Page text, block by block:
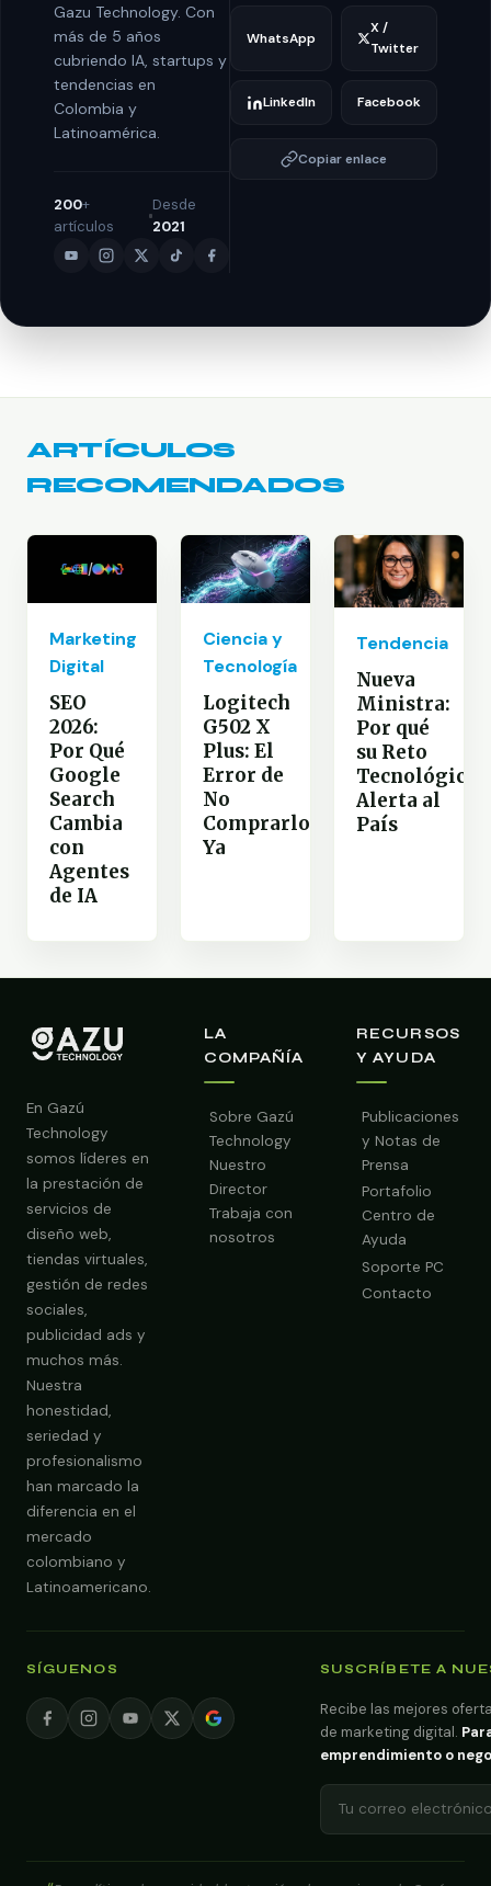
Gazu Technology. Con
más de 5 años
cubriendo IA, startups y
tendencias en
Colombia y
Latinoamérica.
200+
artículos
Desde
2021
WhatsApp
X /
Twitter
LinkedIn Facebook
Copiar enlace
ARTÍCULOS
RECOMENDADOS
Marketing
Digital
SEO
2026:
Por Qué
Google
Search
Cambia
con
Agentes
de IA
Ciencia y
Tecnología
Logitech
G502 X
Plus: El
Error de
No
Comprarlo
Ya
Tendencia
Nueva
Ministra:
Por qué
su Reto
Tecnológico
Alerta al
País
En Gazú
Technology
somos líderes en
la prestación de
servicios de
diseño web,
tiendas virtuales,
gestión de redes
sociales,
publicidad ads y
muchos más.
Nuestra
honestidad,
seriedad y
profesionalismo
han marcado la
diferencia en el
mercado
colombiano y
Latinoamericano.
LA
COMPAÑÍA
Sobre Gazú
Technology
Nuestro
Director
Trabaja con
nosotros
RECURSOS
Y AYUDA
Publicaciones
y Notas de
Prensa
Portafolio
Centro de
Ayuda
Soporte PC
Contacto
SÍGUENOS SUSCRÍBETE A
Recibe las mejores
de marketing digital.
emprendimiento o